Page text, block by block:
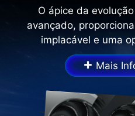
O ápice da
avançado,
implacável e uma
+ Mais